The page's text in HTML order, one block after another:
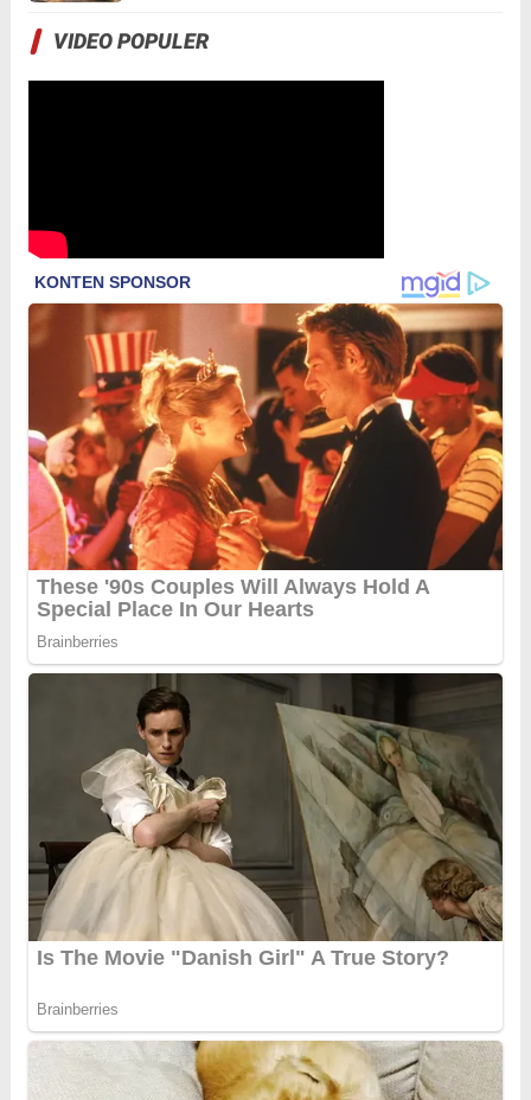
VIDEO POPULER